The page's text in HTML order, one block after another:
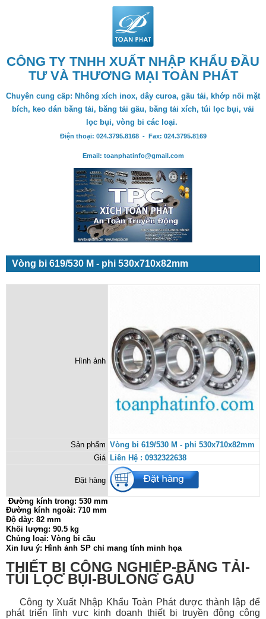
CÔNG TY TNHH XUẤT NHẬP KHẨU ĐẦU
TƯ VÀ THƯƠNG MẠI TOÀN PHÁT
Chuyên cung cấp: Nhông xích inox, dây curoa, gầu tải, khớp nối mặt
bích, keo dán băng tải, băng tải gầu, băng tải xích, túi lọc bụi, vải
lọc bụi, vòng bi các loại.
Điện thoại: 024.3795.8168 - Fax: 024.3795.8169
Email: toanphatinfo@gmail.com
Vòng bi 619/530 M - phi 530x710x82mm
Hình ảnh
Sản phẩm Vòng bi 619/530 M - phi 530x710x82mm
Giá Liên Hệ : 0932322638
Đặt hàng
Đường kính trong: 530 mm
Đường kính ngoài: 710 mm
Độ dày: 82 mm
Khối lượng: 90.5 kg
Chủng loại: Vòng bi cầu
Xin lưu ý: Hình ảnh SP chỉ mang tính minh họa
THIẾT BỊ CÔNG NGHIỆP-BĂNG TẢI-
TÚI LỌC BỤI-BULONG GẦU
Công ty Xuất Nhập Khẩu Toàn Phát được thành lập để
phát triển lĩnh vực kinh doanh thiết bị truyền động công